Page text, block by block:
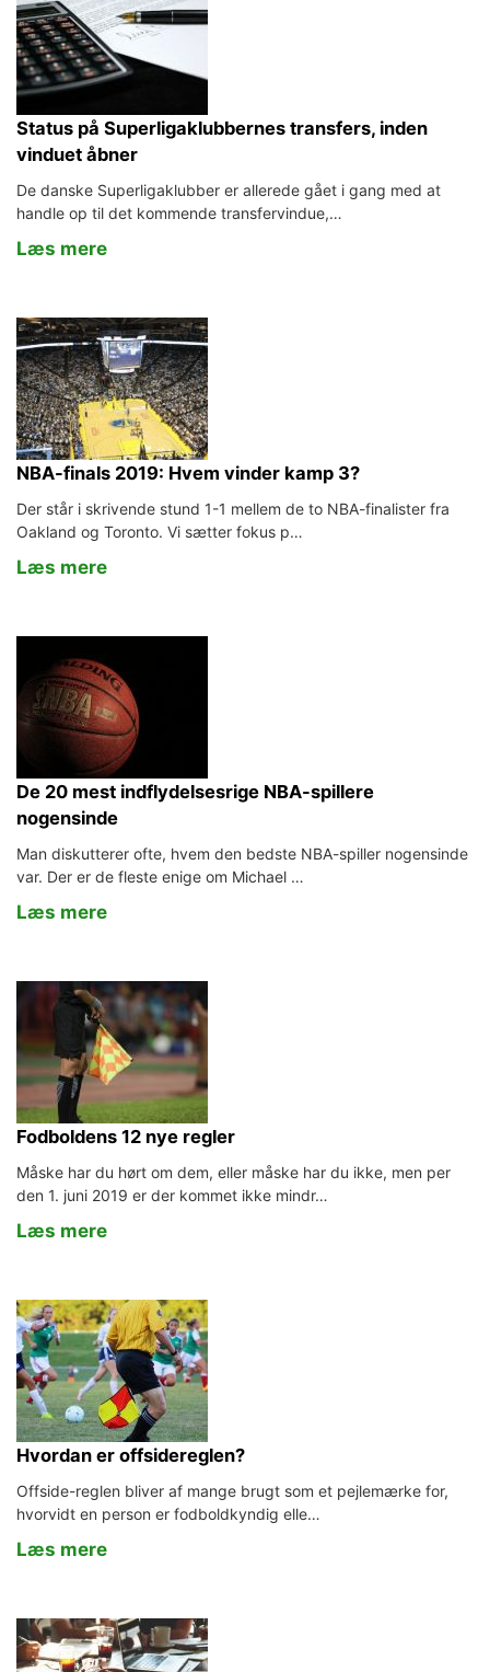
Status på Superligaklubbernes transfers, inden
vinduet åbner
De danske Superligaklubber er allerede gået i gang med at
handle op til det kommende transfervindue,…
Læs mere
NBA-finals 2019: Hvem vinder kamp 3?
Der står i skrivende stund 1-1 mellem de to NBA-finalister fra
Oakland og Toronto. Vi sætter fokus p…
Læs mere
De 20 mest indflydelsesrige NBA-spillere
nogensinde
Man diskutterer ofte, hvem den bedste NBA-spiller nogensinde
var. Der er de fleste enige om Michael …
Læs mere
Fodboldens 12 nye regler
Måske har du hørt om dem, eller måske har du ikke, men per
den 1. juni 2019 er der kommet ikke mindr…
Læs mere
Hvordan er offsidereglen?
Offside-reglen bliver af mange brugt som et pejlemærke for,
hvorvidt en person er fodboldkyndig elle…
Læs mere